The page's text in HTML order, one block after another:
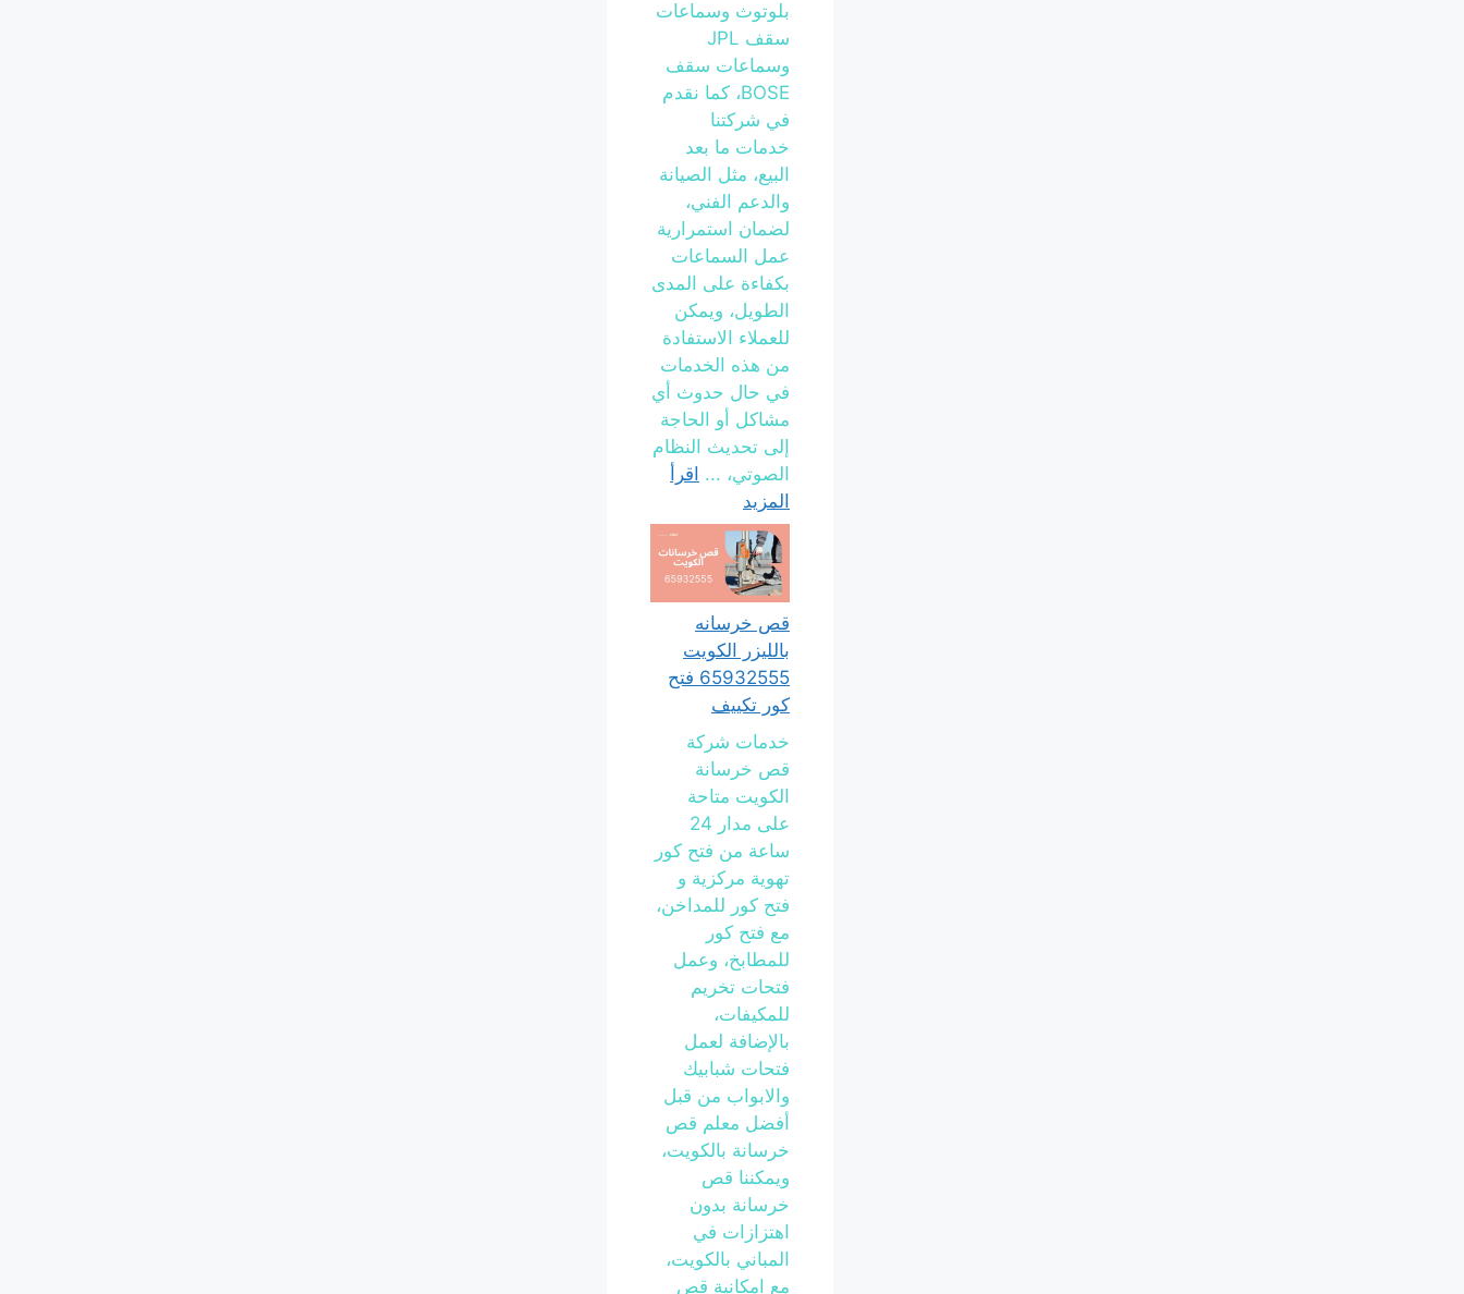
بلوتوث وسماعات
سقف JPL
وسماعات سقف
BOSE، كما نقدم
في شركتنا
خدمات ما بعد
البيع، مثل الصيانة
والدعم الفني،
لضمان استمرارية
عمل السماعات
بكفاءة على المدى
الطويل، ويمكن
للعملاء الاستفادة
من هذه الخدمات
في حال حدوث أي
مشاكل أو الحاجة
إلى تحديث النظام
الصوتي، ... اقرأ
المزيد
قص خرسانه
بالليزر الكويت
65932555 فتح
كور تكييف
خدمات شركة
قص خرسانة
الكويت متاحة
على مدار 24
ساعة من فتح كور
تهوية مركزية و
فتح كور للمداخن،
مع فتح كور
للمطابخ، وعمل
فتحات تخريم
للمكيفات،
بالإضافة لعمل
فتحات شبابيك
والابواب من قبل
أفضل معلم قص
خرسانة بالكويت،
ويمكننا قص
خرسانة بدون
اهتزازات في
المباني بالكويت،
مع امكانية قص